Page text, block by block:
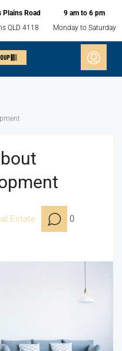
Road
QLD 4118
9 am to 6 pm
Monday to Saturday
Estate 0